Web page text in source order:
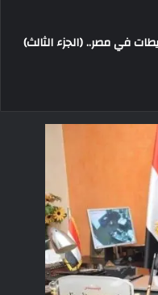
في مصر.. (الجزء الثالث)